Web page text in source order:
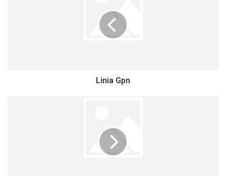
Linia Gpn